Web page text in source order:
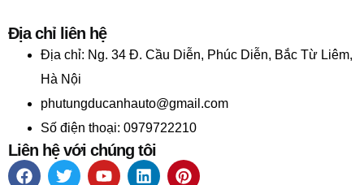
Địa chỉ liên hệ
Địa chỉ: Ng. 34 Đ. Cầu Diễn, Phúc Diễn, Bắc Từ Liêm,
Hà Nội
phutungducanhauto@gmail.com
Số điện thoại: 0979722210
Liên hệ với chúng tôi